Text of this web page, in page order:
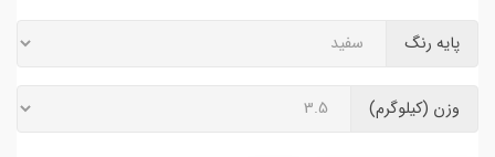
پایه رنگ
وزن (کیلوگرم)